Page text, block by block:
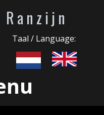
Taal / Language: